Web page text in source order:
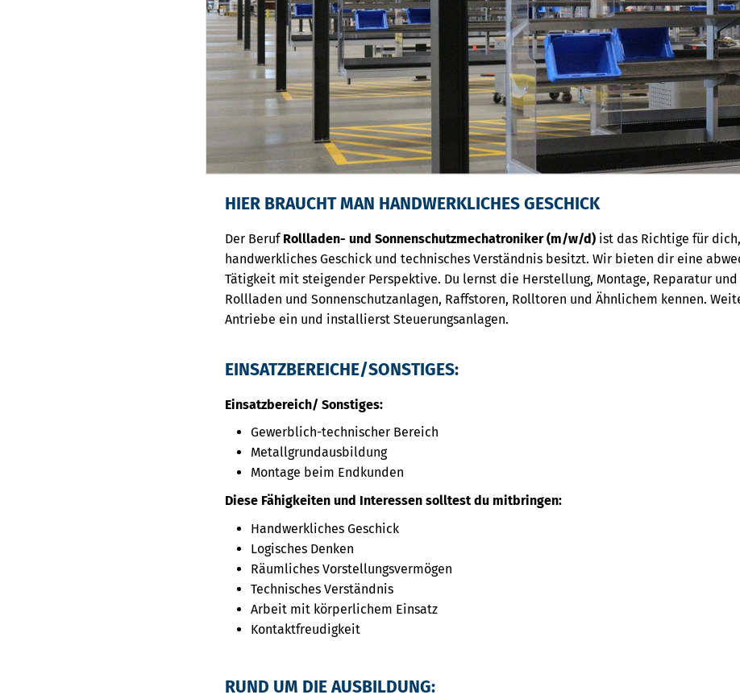
HIER BRAUCHT MAN HANDWERKLICHES GESCHICK
Der BerufRollladen- und Sonnenschutzmechatroniker (m/w/d) ist das Richtige für
handwerkliches Geschick und technisches Verständnis besitzt. Wir bieten dir eine
Tätigkeit mit steigender Perspektive. Du lernst die Herstellung, Montage, Reparatur und
Rollladen und Sonnenschutzanlagen, Raffstoren, Rolltoren und Ähnlichem kennen.
Antriebe ein und installierst Steuerungsanlagen.
EINSATZBEREICHE/SONSTIGES:
Einsatzbereich/ Sonstiges:
Gewerblich-technischer Bereich
Metallgrundausbildung
Montage beim Endkunden
Diese Fähigkeiten und Interessen solltest du mitbringen:
Handwerkliches Geschick
Logisches Denken
Räumliches Vorstellungsvermögen
Technisches Verständnis
Arbeit mit körperlichem Einsatz
Kontaktfreudigkeit
RUND UM DIE AUSBILDUNG: